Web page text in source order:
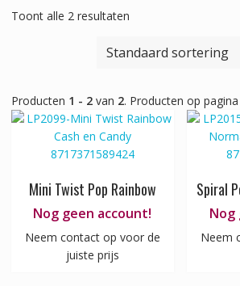
Toont alle 2 resultaten
Producten 1 - 2van 2. Producten op pagina
Mini Twist Pop Rainbow
Nog geen account!
Neem contact op voor de
juiste prijs
Spiral
Nog
Neem